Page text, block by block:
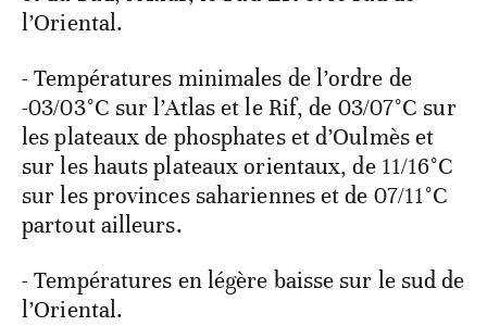
l’Oriental.
- Températures minimales de l’ordre de
-03/03°C sur l’Atlas et le Rif, de 03/07°C sur
les plateaux de phosphates et d’Oulmès et
sur les hauts plateaux orientaux, de 11/16°C
sur les provinces sahariennes et de 07/11°C
partout ailleurs.
- Températures en légère baisse sur le sud de
l’Oriental.